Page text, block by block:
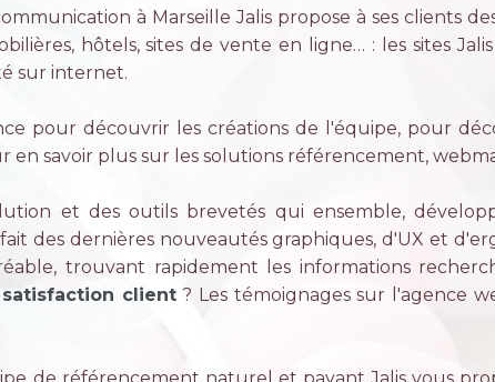
à Marseille Jalis propose à ses clients
hôtels, sites de vente en ligne… : les sites
sur internet.
pour découvrir les créations de l'équipe, pour
en savoir plus sur les solutions référencement,
et des outils brevetés qui ensemble,
des dernières nouveautés graphiques, d'UX et
trouvant rapidement les informations
satisfaction client? Les témoignages sur l'agence